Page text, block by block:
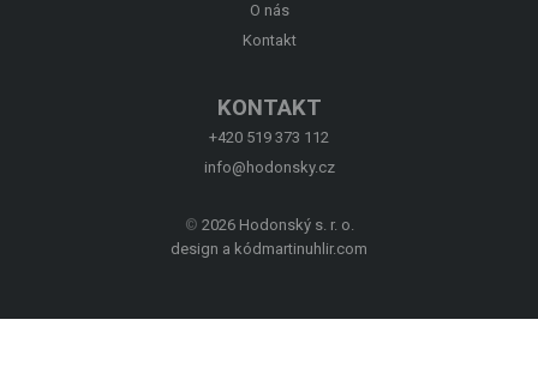
O nás
Kontakt
KONTAKT
+420 519 373 112
info@hodonsky.cz
© 2026 Hodonský s. r. o.
design a kód martinuhlir.com